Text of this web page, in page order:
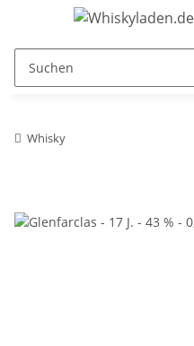
Whisky